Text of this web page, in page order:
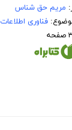
مریم حق شناس
فناوری اطلاعات